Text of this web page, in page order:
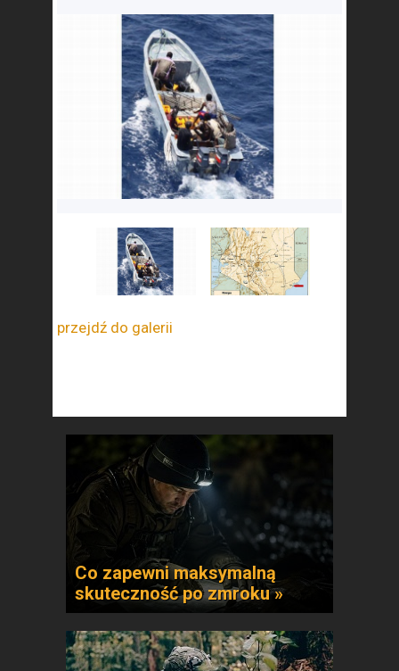
przejdź do galerii
Co zapewni maksymalną
skuteczność po zmroku »